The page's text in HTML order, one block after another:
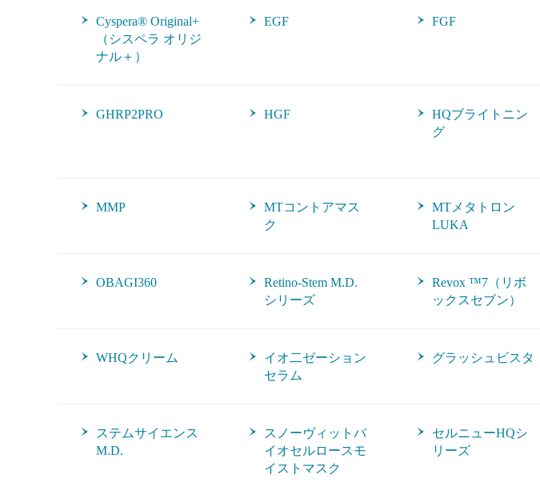
Cyspera® Original+
（シスペラ オリジ
ナル＋）
EGF FGF
GHRP2PRO HGF
HQブライトニン
グ
MMP
MTコントアマス
ク
MTメタトロン
LUKA
OBAGI360
Retino-Stem M.D.
シリーズ
Revox ™7（リボ
ックスセブン）
WHQクリーム
イオ二ゼーション
セラム
グラッシュビスタ
ステムサイエンス
M.D.
スノーヴィットバ
イオセルロースモ
イストマスク
セルニューHQシ
リーズ